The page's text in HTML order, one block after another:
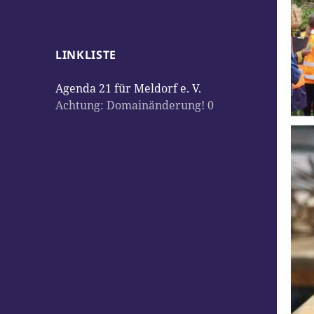
LINKLISTE
Agenda 21 für Meldorf e. V.
Achtung: Domainänderung! 0